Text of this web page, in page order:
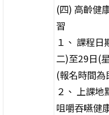
(四) 高齡健
習
１、 課程
二)至29日(
(報名時間
２、 上課
咀嚼吞嚥健